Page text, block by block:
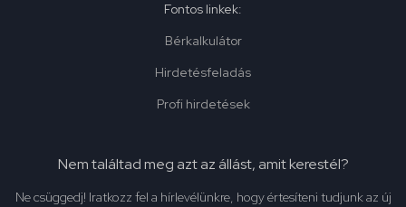
Fontos linkek:
Bérkalkulátor
Hirdetésfeladás
Profi hirdetések
Nem találtad meg azt az állást, amit kerestél?
Ne csüggedj! Iratkozz fel a hírlevélünkre, hogy értesíteni tudjunk az új